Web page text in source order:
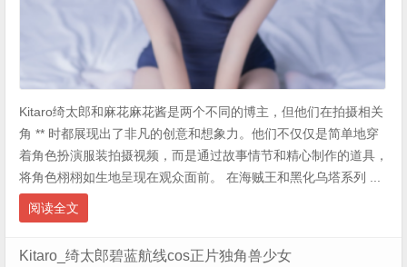
Kitaro绮太郎和麻花麻花酱是两个不同的博主，但他们在拍摄相关
角 ** 时都展现出了非凡的创意和想象力。他们不仅仅是简单地穿
着角色扮演服装拍摄视频，而是通过故事情节和精心制作的道具，
将角色栩栩如生地呈现在观众面前。 在海贼王和黑化乌塔系列 ...
阅读全文
Kitaro_绮太郎碧蓝航线cos正片独角兽少女